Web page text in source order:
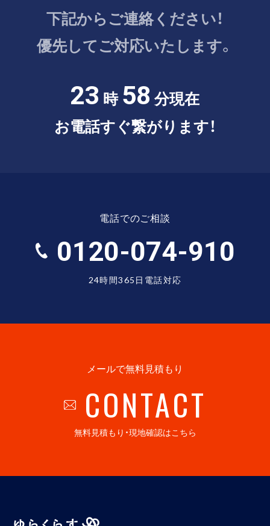
下記からご連絡ください！
優先してご対応いたします。
23 時58 分現在
お電話すぐ繋がります！
電話でのご相談
0120-074-910
24時間365日電話対応
メールで無料見積もり
CONTACT
無料見積もり・現地確認はこちら